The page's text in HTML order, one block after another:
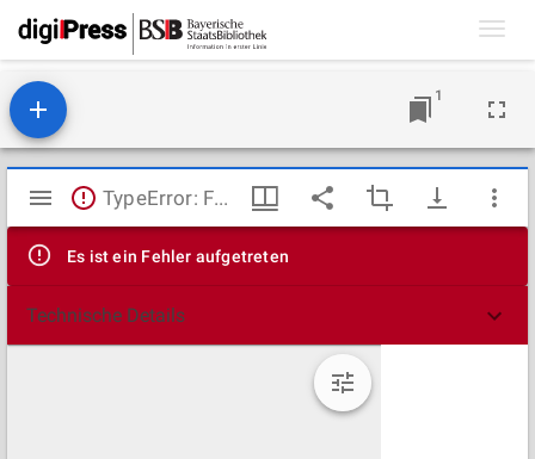
1
Mirador
Viewer
TypeError: Failed to fetch
Es ist ein Fehler aufgetreten
Technische Details